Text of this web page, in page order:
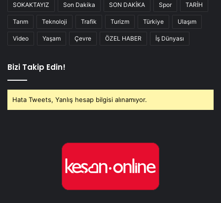
SOKAKTAYIZ Son Dakika SON DAKİKA Spor TARİH
Tarım Teknoloji Trafik Turizm Türkiye Ulaşım
Video Yaşam Çevre ÖZEL HABER İş Dünyası
Bizi Takip Edin!
Hata Tweets, Yanlış hesap bilgisi alınamıyor.